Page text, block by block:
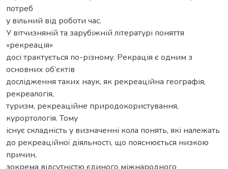
потреб
у вільний від роботи час.
У вітчизняній та зарубіжній літературі поняття
«рекреація»
досі трактується по-різному. Рекрація є одним з
основних об’єктів
дослідження таких наук, як рекреаційна географія,
рекреалогія,
туризм, рекреаційне природокористування,
курортологія. Тому
існує складність у визначенні кола понять, які належать
до рекреаційної діяльності, що пояснюється низкою
причин,